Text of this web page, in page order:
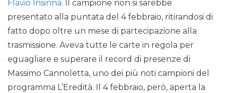
Flavio Insinna. Il campione non si sarebbe
presentato alla puntata del 4 febbraio, ritirandosi di
fatto dopo oltre un mese di partecipazione alla
trasmissione. Aveva tutte le carte in regola per
eguagliare e superare il record di presenze di
Massimo Cannoletta, uno dei più noti campioni del
programma L’Eredità. Il 4 febbraio, però, aperta la